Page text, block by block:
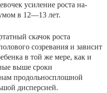
усиление роста на­
в 12—13 лет.
скачок роста
созревания и зависит
в той же ме­ре, как и
выше сроки
продольносплошной
дисперсией.